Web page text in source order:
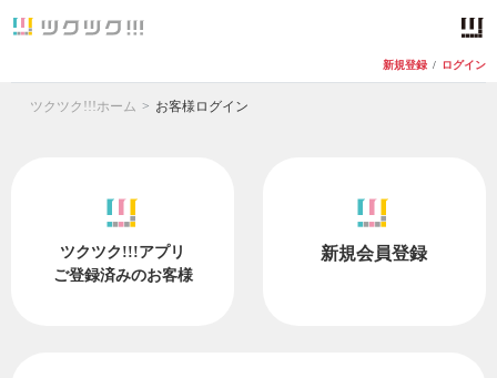
新規登録 / ログイン
ツクツク!!!ホーム お客様ログイン
ツクツク!!!アプリ
ご登録済みのお客様
新規会員登録